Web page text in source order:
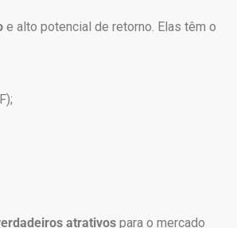
e alto potencial de retorno. Elas têm o
atrativos para o mercado